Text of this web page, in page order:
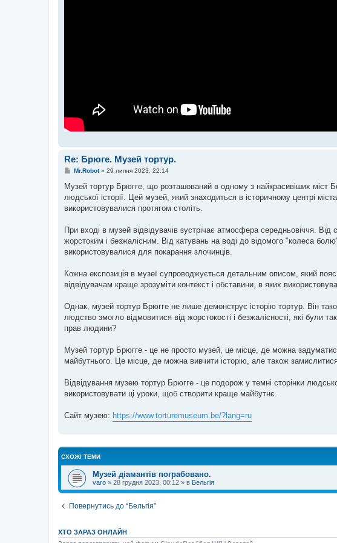
Re: Брюге. Музей тортур.
П
в
і
д
о
е
н
я
Mr.Robot» 29 липня 2023, 22:14
Музей тортур Брюгге, що розташований в одному з найкрасивіших міст
людської історії. Цей музей, який знаходиться в історичному центрі
використовувалися протягом століть.
При вході в музей відвідувачів зустрічає атмосфера середньовіччя.
жорстоким і безжалісним. Від катувань на воді до відомого "колеса
використовувалися для покарання злочинців.
Кожна експозиція в музеї супроводжується детальним описом, який
відвідувачам краще зрозуміти контекст і обставини, в яких
Однак, музей тортур Брюгге не лише демонструє історію тортур. Він
людство змогло відмовитися від жорстокості і безжалісності, які були
прав людини?
Музей тортур Брюгге - це не просто музей, це місце, де можна
майбутнього. Це місце, де можна вивчити історію, але також
Відвідування музею тортур Брюгге - це подорож у темні сторінки
використовувати ці уроки, щоб створити краще майбутнє.
Сайт музею: https://www.torturemuseum.be/?lang=ru
СХОЖІ ТЕМИ
Музей діамантів пограбовано.
varo » 28 грудня 2023, 00:12 » в Бельгія
Повернутись до “Бельгія”
ХТО ЗАРАЗ ОНЛАЙН